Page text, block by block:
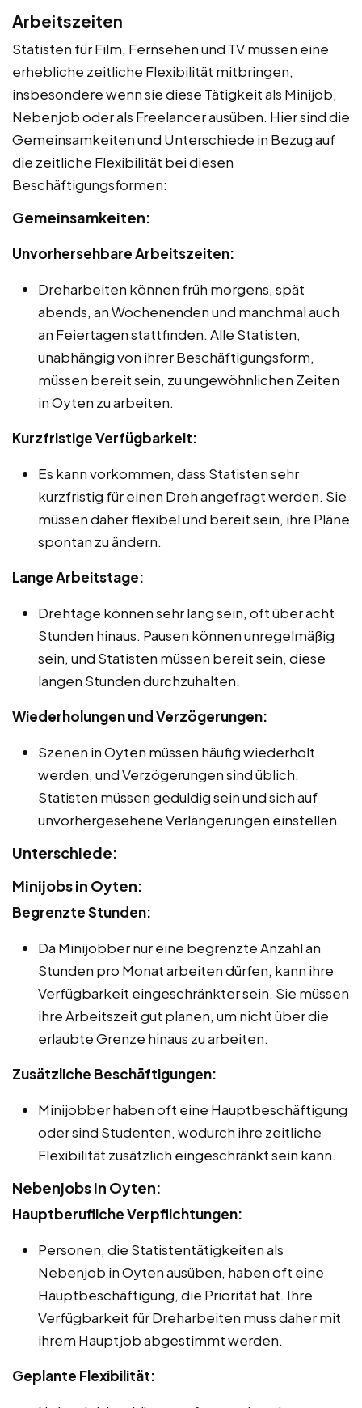
Arbeitszeiten
Statisten für Film, Fernsehen und TV müssen eine
erhebliche zeitliche Flexibilität mitbringen,
insbesondere wenn sie diese Tätigkeit als Minijob,
Nebenjob oder als Freelancer ausüben. Hier sind die
Gemeinsamkeiten und Unterschiede in Bezug auf
die zeitliche Flexibilität bei diesen
Beschäftigungsformen:
Gemeinsamkeiten:
Unvorhersehbare Arbeitszeiten:
Dreharbeiten können früh morgens, spät
abends, an Wochenenden und manchmal auch
an Feiertagen stattfinden. Alle Statisten,
unabhängig von ihrer Beschäftigungsform,
müssen bereit sein, zu ungewöhnlichen Zeiten
in Oyten zu arbeiten.
Kurzfristige Verfügbarkeit:
Es kann vorkommen, dass Statisten sehr
kurzfristig für einen Dreh angefragt werden. Sie
müssen daher flexibel und bereit sein, ihre Pläne
spontan zu ändern.
Lange Arbeitstage:
Drehtage können sehr lang sein, oft über acht
Stunden hinaus. Pausen können unregelmäßig
sein, und Statisten müssen bereit sein, diese
langen Stunden durchzuhalten.
Wiederholungen und Verzögerungen:
Szenen in Oyten müssen häufig wiederholt
werden, und Verzögerungen sind üblich.
Statisten müssen geduldig sein und sich auf
unvorhergesehene Verlängerungen einstellen.
Unterschiede:
Minijobs in Oyten:
Begrenzte Stunden:
Da Minijobber nur eine begrenzte Anzahl an
Stunden pro Monat arbeiten dürfen, kann ihre
Verfügbarkeit eingeschränkter sein. Sie müssen
ihre Arbeitszeit gut planen, um nicht über die
erlaubte Grenze hinaus zu arbeiten.
Zusätzliche Beschäftigungen:
Minijobber haben oft eine Hauptbeschäftigung
oder sind Studenten, wodurch ihre zeitliche
Flexibilität zusätzlich eingeschränkt sein kann.
Nebenjobs in Oyten:
Hauptberufliche Verpflichtungen:
Personen, die Statistentätigkeiten als
Nebenjob in Oyten ausüben, haben oft eine
Hauptbeschäftigung, die Priorität hat. Ihre
Verfügbarkeit für Dreharbeiten muss daher mit
ihrem Hauptjob abgestimmt werden.
Geplante Flexibilität: